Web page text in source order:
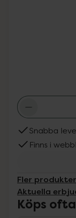
Snabba
Finns i
Fler
Aktuella
Köps